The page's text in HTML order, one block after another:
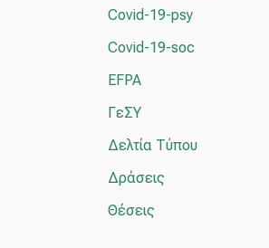
Covid-19-psy
Covid-19-soc
EFPA
ΓεΣΥ
Δελτία Τύπου
Δράσεις
Θέσεις